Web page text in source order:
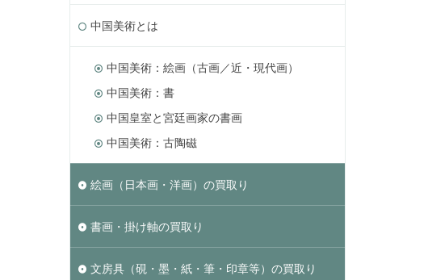
中国美術とは
中国美術：絵画（古画／近・現代画）
中国美術：書
中国皇室と宮廷画家の書画
中国美術：古陶磁
絵画（日本画・洋画）の買取り
書画・掛け軸の買取り
文房具（硯・墨・紙・筆・印章等）の買取り